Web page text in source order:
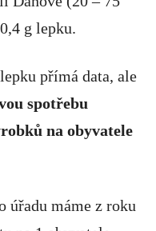
g lepku.
přímá data, ale
spotřebu
na obyvatele
úřadu máme z roku